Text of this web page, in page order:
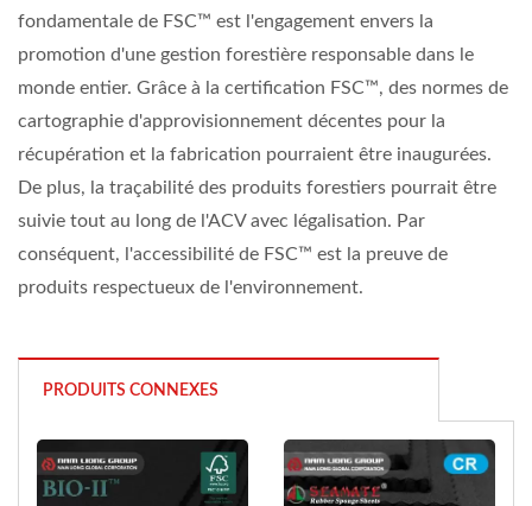
fondamentale de FSC™ est l'engagement envers la
promotion d'une gestion forestière responsable dans le
monde entier. Grâce à la certification FSC™, des normes de
cartographie d'approvisionnement décentes pour la
récupération et la fabrication pourraient être inaugurées.
De plus, la traçabilité des produits forestiers pourrait être
suivie tout au long de l'ACV avec légalisation. Par
conséquent, l'accessibilité de FSC™ est la preuve de
produits respectueux de l'environnement.
PRODUITS CONNEXES